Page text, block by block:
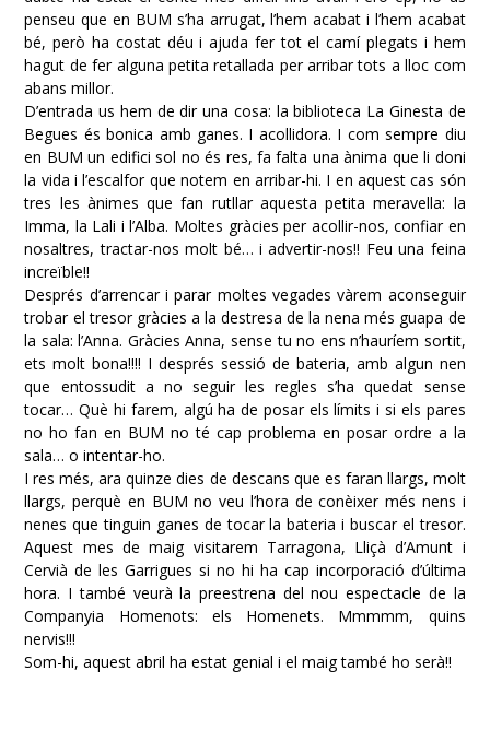
penseu que en BUM s’ha arrugat, l’hem acabat i l’hem acabat
bé, però ha costat déu i ajuda fer tot el camí plegats i hem
hagut de fer alguna petita retallada per arribar tots a lloc com
abans millor.
D’entrada us hem de dir una cosa: la biblioteca La Ginesta de
Begues és bonica amb ganes. I acollidora. I com sempre diu
en BUM un edifici sol no és res, fa falta una ànima que li doni
la vida i l’escalfor que notem en arribar-hi. I en aquest cas són
tres les ànimes que fan rutllar aquesta petita meravella: la
Imma, la Lali i l’Alba. Moltes gràcies per acollir-nos, confiar en
nosaltres, tractar-nos molt bé… i advertir-nos!! Feu una feina
increïble!!
Després d’arrencar i parar moltes vegades vàrem aconseguir
trobar el tresor gràcies a la destresa de la nena més guapa de
la sala: l’Anna. Gràcies Anna, sense tu no ens n’hauríem sortit,
ets molt bona!!!! I després sessió de bateria, amb algun nen
que entossudit a no seguir les regles s’ha quedat sense
tocar… Què hi farem, algú ha de posar els límits i si els pares
no ho fan en BUM no té cap problema en posar ordre a la
sala… o intentar-ho.
I res més, ara quinze dies de descans que es faran llargs, molt
llargs, perquè en BUM no veu l’hora de conèixer més nens i
nenes que tinguin ganes de tocar la bateria i buscar el tresor.
Aquest mes de maig visitarem Tarragona, Lliçà d’Amunt i
Cervià de les Garrigues si no hi ha cap incorporació d’última
hora. I també veurà la preestrena del nou espectacle de la
Companyia Homenots: els Homenets. Mmmmm, quins
nervis!!!
Som-hi, aquest abril ha estat genial i el maig també ho serà!!